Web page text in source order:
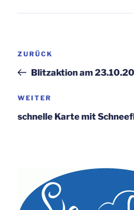
Beitragsnavigation
Vorheriger
Beitrag
ZURÜCK
Blitzaktion am
Nächster
Beitrag
WEITER
schnelle Karte mit